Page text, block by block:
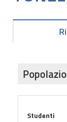
Studenti